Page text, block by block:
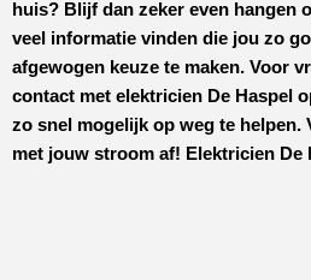
huis? Blijf dan zeker even hangen
veel informatie vinden die jou zo
afgewogen keuze te maken. Voor
contact met elektricien De Haspel
zo snel mogelijk op weg te helpen.
met jouw stroom af! Elektricien De